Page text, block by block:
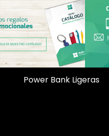
Power Bank Ligeras